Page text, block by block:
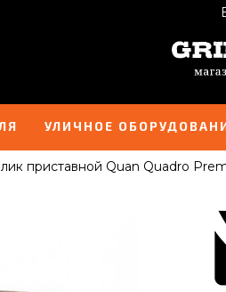
УЛИЧНОЕ
приставной Quan Quadro